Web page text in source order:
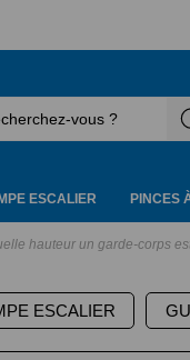
ESCALIER PINCES
hauteur un garde-corps
ESCALIER